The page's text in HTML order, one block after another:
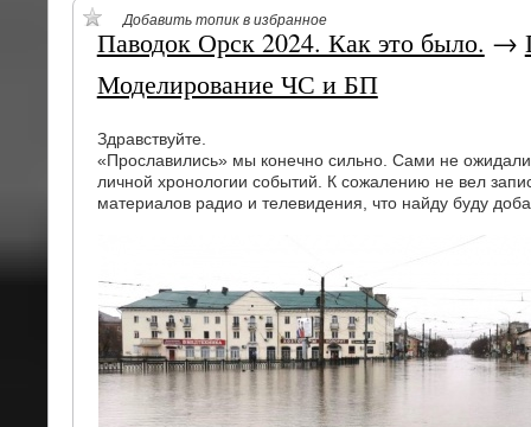
Добавить топик в избранное
Паводок Орск 2024. Как это было. →
Моделирование ЧС и БП
Здравствуйте.
«Прославились» мы конечно сильно. Сами не
личной хронологии событий. К сожалению не вел
материалов радио и телевидения, что найду буду